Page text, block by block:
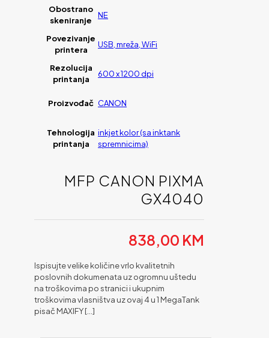
Obostrano
skeniranje
NE
Povezivanje
printera
USB, mreža, WiFi
Rezolucija
printanja
600 x 1200 dpi
Proizvođač CANON
Tehnologija
printanja
inkjet kolor (sa inktank
spremnicima)
MFP CANON PIXMA
GX4040
838,00 KM
Ispisujte velike količine vrlo kvalitetnih
poslovnih dokumenata uz ogromnu uštedu
na troškovima po stranici i ukupnim
troškovima vlasništva uz ovaj 4 u 1 MegaTank
pisač MAXIFY[…]